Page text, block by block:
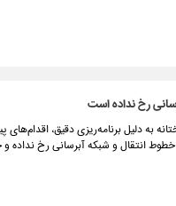
رخ نداده است
نیز گفت: خوشبختانه به دلیل برنامه‌ریزی دقیق،
خطوط انتقال و شبکه آبرسانی رخ نداده